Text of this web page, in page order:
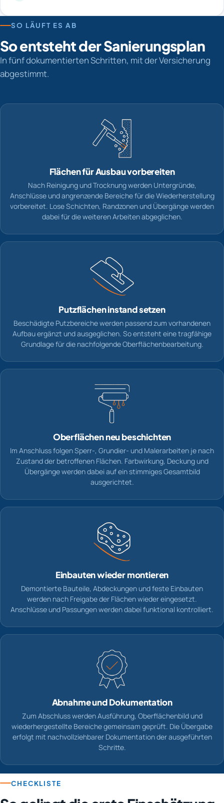
SO LÄUFT ES AB
So entsteht der Sanierungsplan
In fünf dokumentierten Schritten, mit der Versicherung
abgestimmt.
Flächen für Ausbau vorbereiten
Nach Reinigung und Trocknung werden Untergründe,
Anschlüsse und angrenzende Bereiche für die Wiederherstellung
vorbereitet. Lose Schichten, Randzonen und Übergänge werden
dabei für die weiteren Arbeiten abgeglichen.
Putzflächen instand setzen
Beschädigte Putzbereiche werden passend zum vorhandenen
Aufbau ergänzt und ausgeglichen. So entsteht eine tragfähige
Grundlage für die nachfolgende Oberflächenbearbeitung.
Oberflächen neu beschichten
Im Anschluss folgen Sperr-, Grundier- und Malerarbeiten je nach
Zustand der betroffenen Flächen. Farbwirkung, Deckung und
Übergänge werden dabei auf ein stimmiges Gesamtbild
ausgerichtet.
Einbauten wieder montieren
Demontierte Bauteile, Abdeckungen und feste Einbauten
werden nach Freigabe der Flächen wieder eingesetzt.
Anschlüsse und Passungen werden dabei funktional kontrolliert.
Abnahme und Dokumentation
Zum Abschluss werden Ausführung, Oberflächenbild und
wiederhergestellte Bereiche gemeinsam geprüft. Die Übergabe
erfolgt mit nachvollziehbarer Dokumentation der ausgeführten
Schritte.
CHECKLISTE